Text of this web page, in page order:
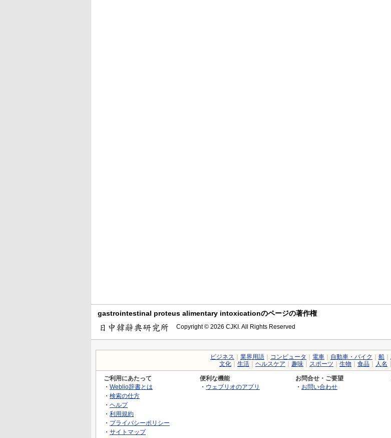
gastrointestinal proteus alimentary intoxicationのページの著作権
Copyright © 2026 CJKI. All Rights Reserved
ビジネス 業界用語 コンピュータ 電車 自動車・バイク 船
文化
生活 ヘルスケア 趣味 スポーツ 生物 食品 人名
ご利用にあたって
・ Weblio辞書とは
・ 検索の仕方
・ ヘルプ
・ 利用規約
・ プライバシーポリシー
・ サイトマップ
便利な機能
・ ウェブリオのアプリ
お問合せ・ご要望
・ お問い合わせ